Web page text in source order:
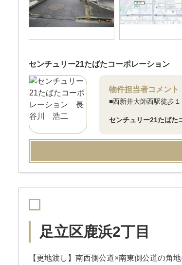
センチュリー21たばたコーポレーション
物件担当者コメント
■西新井大師西駅徒歩
センチュリー21たば
足立区鹿浜2丁目
【更地渡し】南西側公道×南東側公道の角